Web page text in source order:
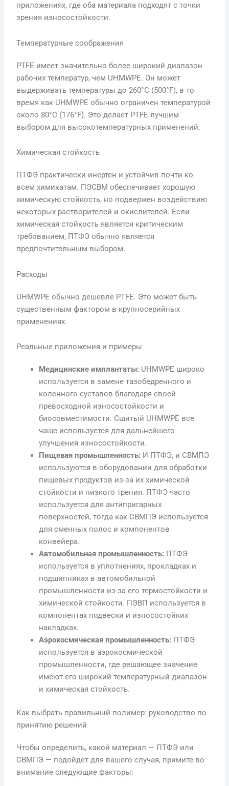
приложениях, где оба материала подходят с точки
зрения износостойкости.
Температурные соображения
PTFE имеет значительно более широкий диапазон
рабочих температур, чем UHMWPE. Он может
выдерживать температуры до 260°C (500°F), в то
время как UHMWPE обычно ограничен температурой
около 80°C (176°F). Это делает PTFE лучшим
выбором для высокотемпературных применений.
Химическая стойкость
ПТФЭ практически инертен и устойчив почти ко
всем химикатам. ПЭСВМ обеспечивает хорошую
химическую стойкость, но подвержен воздействию
некоторых растворителей и окислителей. Если
химическая стойкость является критическим
требованием, ПТФЭ обычно является
предпочтительным выбором.
Расходы
UHMWPE обычно дешевле PTFE. Это может быть
существенным фактором в крупносерийных
применениях.
Реальные приложения и примеры
Медицинские имплантаты: UHMWPE широко
используется в замене тазобедренного и
коленного суставов благодаря своей
превосходной износостойкости и
биосовместимости. Сшитый UHMWPE все
чаще используется для дальнейшего
улучшения износостойкости.
Пищевая промышленность: И ПТФЭ, и СВМПЭ
используются в оборудовании для обработки
пищевых продуктов из-за их химической
стойкости и низкого трения. ПТФЭ часто
используется для антипригарных
поверхностей, тогда как СВМПЭ используется
для сменных полос и компонентов
конвейера.
Автомобильная промышленность: ПТФЭ
используется в уплотнениях, прокладках и
подшипниках в автомобильной
промышленности из-за его термостойкости и
химической стойкости. ПЭВП используется в
компонентах подвески и износостойких
накладках.
Аэрокосмическая промышленность: ПТФЭ
используется в аэрокосмической
промышленности, где решающее значение
имеют его широкий температурный диапазон
и химическая стойкость.
Как выбрать правильный полимер: руководство по
принятию решений
Чтобы определить, какой материал — ПТФЭ или
СВМПЭ — подойдет для вашего случая, примите во
внимание следующие факторы: